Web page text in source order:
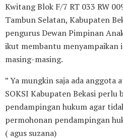
Kwitang Blok F/7 RT 033 RW
Tambun Selatan, Kabupaten
pengurus Dewan Pimpinan
ikut membantu menyampaikan
masing-masing.
” Ya mungkin saja ada anggota
SOKSI Kabupaten Bekasi perlu
pendampingan hukum agar
permohonan pendampingan
( agus suzana)